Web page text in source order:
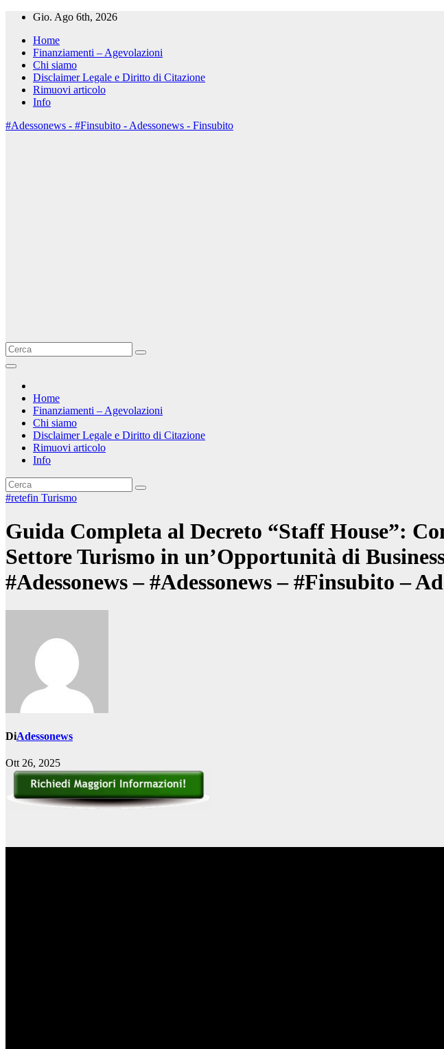
Salta
contenuto
Gio. Ago 6th, 2026
Home
Finanziamenti – Agevolazioni
Chi siamo
Disclaimer Legale e Diritto di Citazione
Rimuovi articolo
Info
#Adessonews - #Finsubito - Adessonews - Finsubito
Home
Finanziamenti – Agevolazioni
Chi siamo
Disclaimer Legale e Diritto di Citazione
Rimuovi articolo
Info
#retefin Turismo
Guida Completa al Decreto “Staff House”:
Settore Turismo in un’Opportunità di
#Adessonews – #Adessonews – #Finsubito –
DiAdessonews
Ott 26, 2025